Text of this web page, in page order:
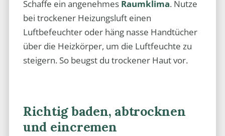
Schaffe ein angenehmes Raumklima. Nutze
bei trockener Heizungsluft einen
Luftbefeuchter oder häng nasse Handtücher
über die Heizkörper, um die Luftfeuchte zu
steigern. So beugst du trockener Haut vor.
Richtig baden, abtrocknen
und eincremen